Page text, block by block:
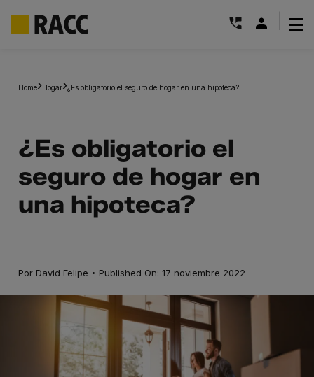
contenido
Home Hogar ¿Es obligatorio el seguro de hogar en una hipoteca?
¿Es obligatorio el
seguro de hogar en
una hipoteca?
Por David Felipe · Published On: 17 noviembre 2022